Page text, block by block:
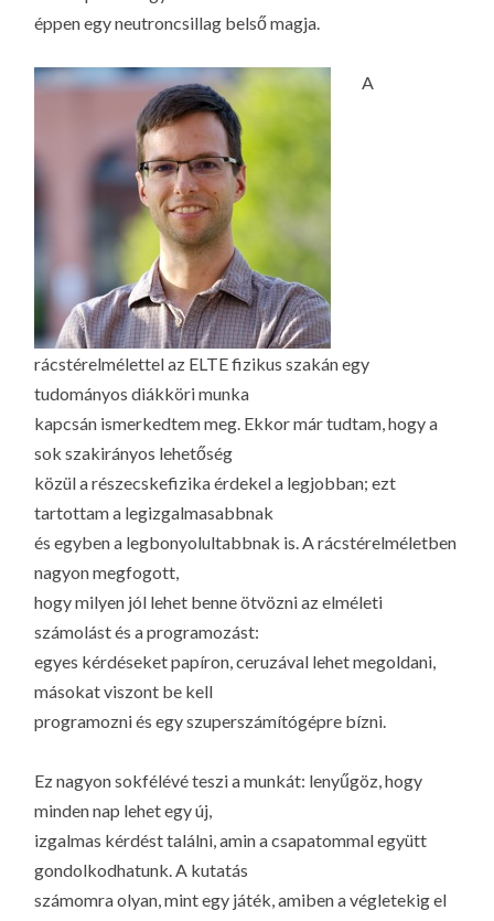
éppen egy neutroncsillag belső magja.
A
rácstérelmélettel az ELTE fizikus szakán egy
tudományos diákköri munka
kapcsán ismerkedtem meg. Ekkor már tudtam, hogy a
sok szakirányos lehetőség
közül a részecskefizika érdekel a legjobban; ezt
tartottam a legizgalmasabbnak
és egyben a legbonyolultabbnak is. A rácstérelméletben
nagyon megfogott,
hogy milyen jól lehet benne ötvözni az elméleti
számolást és a programozást:
egyes kérdéseket papíron, ceruzával lehet megoldani,
másokat viszont be kell
programozni és egy szuperszámítógépre bízni.
Ez nagyon sokfélévé teszi a munkát: lenyűgöz, hogy
minden nap lehet egy új,
izgalmas kérdést találni, amin a csapatommal együtt
gondolkodhatunk. A kutatás
számomra olyan, mint egy játék, amiben a végletekig el